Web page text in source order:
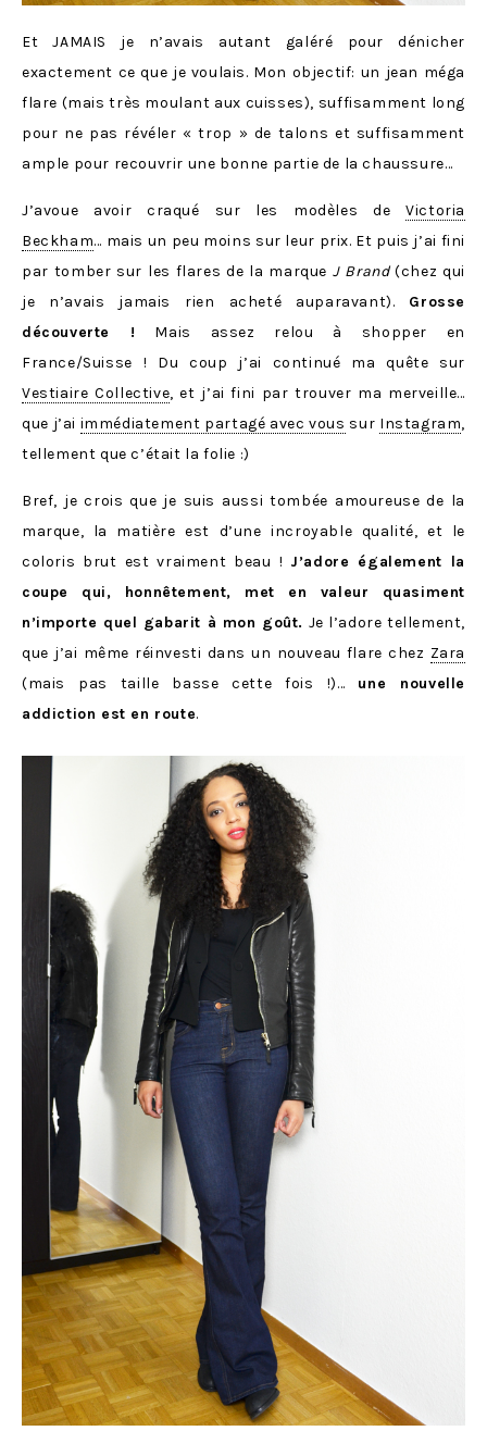
Et JAMAIS je n’avais autant galéré pour dénicher
exactement ce que je voulais. Mon objectif: un jean méga
flare (mais très moulant aux cuisses), suffisamment long
pour ne pas révéler « trop » de talons et suffisamment
ample pour recouvrir une bonne partie de la chaussure…
J’avoue avoir craqué sur les modèles deVictoria
Beckham… mais un peu moins sur leur prix. Et puis j’ai fini
par tomber sur les flares de la marque J Brand(chez qui
je n’avais jamais rien acheté auparavant). Grosse
découverte ! Mais assez relou à shopper en
France/Suisse ! Du coup j’ai continué ma quête sur
Vestiaire Collective, et j’ai fini par trouver ma merveille…
que j’ai immédiatement partagé avec vous sur Instagram,
tellement que c’était la folie :)
Bref, je crois que je suis aussi tombée amoureuse de la
marque, la matière est d’une incroyable qualité, et le
coloris brut est vraiment beau ! J’adore également la
coupe qui, honnêtement, met en valeur quasiment
n’importe quel gabarit à mon goût. Je l’adore tellement,
que j’ai même réinvesti dans un nouveau flare chez Zara
(mais pas taille basse cette fois !)… une nouvelle
addiction est en route.